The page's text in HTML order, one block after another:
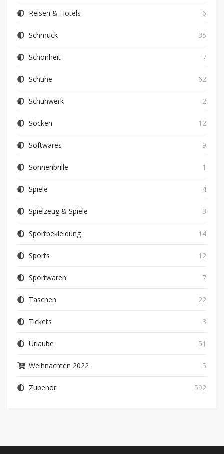
Reisen & Hotels 6
Schmuck 35
Schönheit 7
Schuhe 62
Schuhwerk 2
Socken 12
Softwares 9
Sonnenbrille 1
Spiele 4
Spielzeug & Spiele 3
Sportbekleidung 14
Sports 12
Sportwaren 7
Taschen 22
Tickets 3
Urlaube 51
Weihnachten 2022 5
Zubehör 592